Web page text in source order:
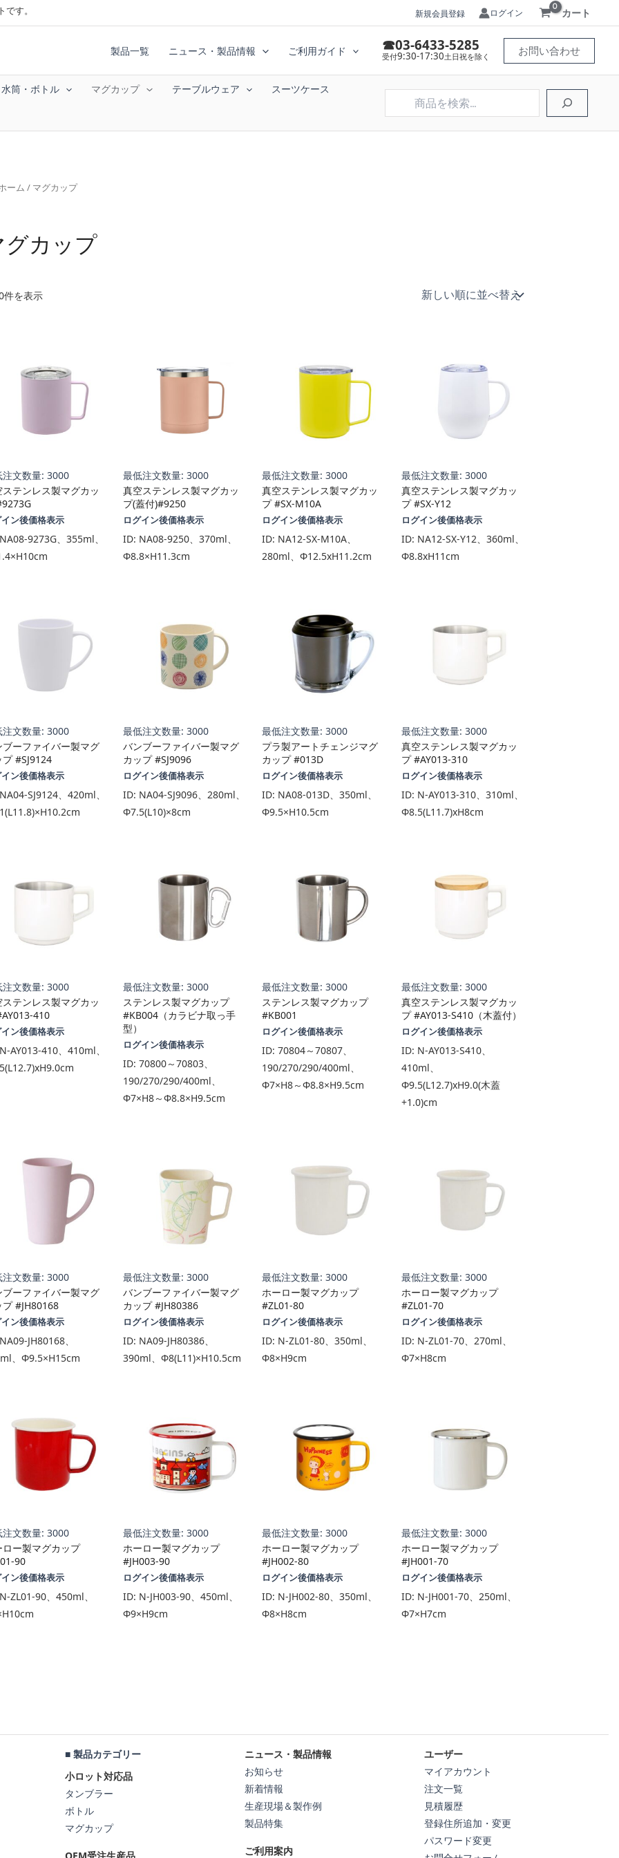
す。 新規会員登録 ログイン カート
製品一覧 ニュース・製品情報 ご利用ガイド ☎03-6433-5285
受付9:30-17:30土日祝を除く お問い合わせ
水筒・ボトル マグカップ テーブルウェア スーツケース
ーム / マグカップ
グカップ
件を表示新
注文数量: 3000
ステンレス製マグカッ
イン後価格表示
NA08-9273G、355ml、
最低注文数量: 3000
真空ステンレス製マグカッ
プ(蓋付)#9250
ログイン後価格表示
ID: NA08-9250、370ml、
Φ8.8×H11.3cm
最低注文数量: 3000
真空ステンレス製マグカッ
プ #SX-M10A
ログイン後価格表示
ID: NA12-SX-M10A、
280ml、Φ12.5xH11.2cm
最低注文数量: 3000
真空ステンレス製マグカッ
プ #SX-Y12
ログイン後価格表示
ID: NA12-SX-Y12、360ml、
Φ8.8xH11cm
注文数量: 3000
ブーファイバー製マグ
プ #SJ9124
イン後価格表示
NA04-SJ9124、420ml、
最低注文数量: 3000
バンブーファイバー製マグ
カップ #SJ9096
ログイン後価格表示
ID: NA04-SJ9096、280ml、
Φ7.5(L10)×8cm
最低注文数量: 3000
プラ製アートチェンジマグ
カップ #013D
ログイン後価格表示
ID: NA08-013D、350ml、
Φ9.5×H10.5cm
最低注文数量: 3000
真空ステンレス製マグカッ
プ #AY013-310
ログイン後価格表示
ID: N-AY013-310、310ml、
Φ8.5(L11.7)xH8cm
注文数量: 3000
ステンレス製マグカッ
410
イン後価格表示
N-AY013-410、410ml、
最低注文数量: 3000
ステンレス製マグカップ
#KB004（カラビナ取っ手
型）
ログイン後価格表示
ID: 70800～70803、
190/270/290/400ml、
Φ7×H8～Φ8.8×H9.5cm
最低注文数量: 3000
ステンレス製マグカップ
#KB001
ログイン後価格表示
ID: 70804～70807、
190/270/290/400ml、
Φ7×H8～Φ8.8×H9.5cm
最低注文数量: 3000
真空ステンレス製マグカッ
プ #AY013-S410（木蓋付）
ログイン後価格表示
ID: N-AY013-S410、
410ml、
Φ9.5(L12.7)xH9.0(木蓋
+1.0)cm
注文数量: 3000
ブーファイバー製マグ
プ #JH80168
イン後価格表示
NA09-JH80168、
、Φ9.5×H15cm
最低注文数量: 3000
バンブーファイバー製マグ
カップ #JH80386
ログイン後価格表示
ID: NA09-JH80386、
390ml、Φ8(L11)×H10.5cm
最低注文数量: 3000
ホーロー製マグカップ
#ZL01-80
ログイン後価格表示
ID: N-ZL01-80、350ml、
Φ8×H9cm
最低注文数量: 3000
ホーロー製マグカップ
#ZL01-70
ログイン後価格表示
ID: N-ZL01-70、270ml、
Φ7×H8cm
注文数量: 3000
ロー製マグカップ
90
イン後価格表示
N-ZL01-90、450ml、
最低注文数量: 3000
ホーロー製マグカップ
#JH003-90
ログイン後価格表示
ID: N-JH003-90、450ml、
Φ9×H9cm
最低注文数量: 3000
ホーロー製マグカップ
#JH002-80
ログイン後価格表示
ID: N-JH002-80、350ml、
Φ8×H8cm
最低注文数量: 3000
ホーロー製マグカップ
#JH001-70
ログイン後価格表示
ID: N-JH001-70、250ml、
Φ7×H7cm
■ 製品カテゴリー
小ロット対応品
タンブラー
ボトル
マグカップ
ニュース・製品情報
お知らせ
新着情報
生産現場＆製作例
製品特集
ご利用案内
ユーザー
マイアカウント
注文一覧
見積履歴
登録住所追加・変更
パスワード変更